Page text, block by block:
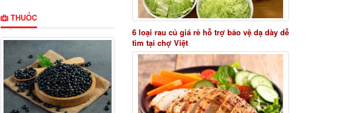
THUỐC
6 loại rau củ giá rẻ hỗ trợ bảo vệ dạ dày dễ
tìm tại chợ Việt